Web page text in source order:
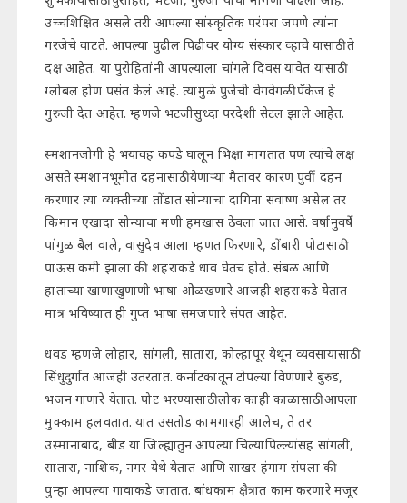
उच्चशिक्षित असले तरी आपल्या सांस्कृतिक परंपरा जपणे त्यांना
गरजेचे वाटते. आपल्या पुढील पिढीवर योग्य संस्कार व्हावे यासाठी ते
दक्ष आहेत. या पुरोहितांनी आपल्याला चांगले दिवस यावेत यासाठी
ग्लोबल होण पसंत केलं आहे. त्यामुळे पुजेची वेगवेगळी पॅकेज हे
गुरुजी देत आहेत. म्हणजे भटजीसुध्दा परदेशी सेटल झाले आहेत.
स्मशानजोगी हे भयावह कपडे घालून भिक्षा मागतात पण त्यांचे लक्ष
असते स्मशानभूमीत दहनासाठी येणाऱ्या मैतावर कारण पुर्वी दहन
करणार त्या व्यक्तीच्या तोंडात सोन्याचा दागिना सवाष्ण असेल तर
किमान एखादा सोन्याचा मणी हमखास ठेवला जात आसे. वर्षानुवर्षे
पांगुळ बैल वाले, वासुदेव आला म्हणत फिरणारे, डोंबारी पोटासाठी
पाऊस कमी झाला की शहराकडे धाव घेतच होते. संबळ आणि
हाताच्या खाणाखुणाणी भाषा ओळखणारे आजही शहराकडे येतात
मात्र भविष्यात ही गुप्त भाषा समजणारे संपत आहेत.
धवड म्हणजे लोहार, सांगली, सातारा, कोल्हापूर येथून व्यवसायासाठी
सिंधुदुर्गात आजही उतरतात. कर्नाटकातून टोपल्या विणणारे बुरुड,
भजन गाणारे येतात. पोट भरण्यासाठी लोक काही काळासाठी आपला
मुक्काम हलवतात. यात उसतोड कामगारही आलेच, ते तर
उस्मानाबाद, बीड या जिल्ह्यातुन आपल्या चिल्यापिल्ल्यांसह सांगली,
सातारा, नाशिक, नगर येथे येतात आणि साखर हंगाम संपला की
पुन्हा आपल्या गावाकडे जातात. बांधकाम क्षैत्रात काम करणारे मजूर